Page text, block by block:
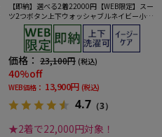
【即納】選べる2着22000円【WEB限定】スー
ツ2つボタン上下ウォッシャブルネイビー小柄
3シーズン対応
価格： 23,100円 (税込)
40%off
WEB価格： 13,900円 (税込)
4.7 （3）
★2着で22,000円対象！